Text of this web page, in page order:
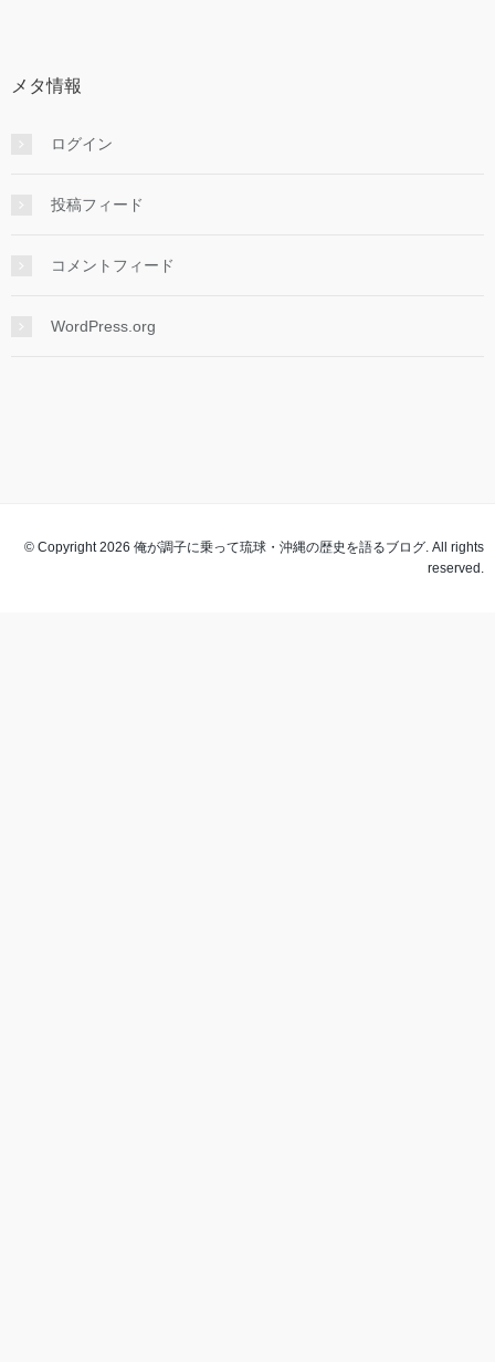
メタ情報
ログイン
投稿フィード
コメントフィード
WordPress.org
© Copyright 2026 俺が調子に乗って琉球・沖縄の歴史を語るブログ. All rights
reserved.